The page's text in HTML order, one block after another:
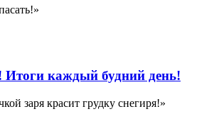
Итоги каждый будний день!
заря красит грудку снегиря!»